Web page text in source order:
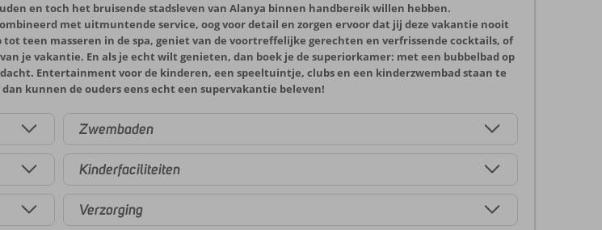
en toch het bruisende stadsleven van Alanya binnen handbereik willen hebben.
met uitmuntende service, oog voor detail en zorgen ervoor dat jij deze vakantie nooit
teen masseren in de spa, geniet van de voortreffelijke gerechten en verfrissende cocktails, of
je vakantie. En als je echt wilt genieten, dan boek je de superiorkamer: met een bubbelbad op
Entertainment voor de kinderen, een speeltuintje, clubs en een kinderzwembad staan te
kunnen de ouders eens echt een supervakantie beleven!
Zwembaden
Kinderfaciliteiten
Verzorging